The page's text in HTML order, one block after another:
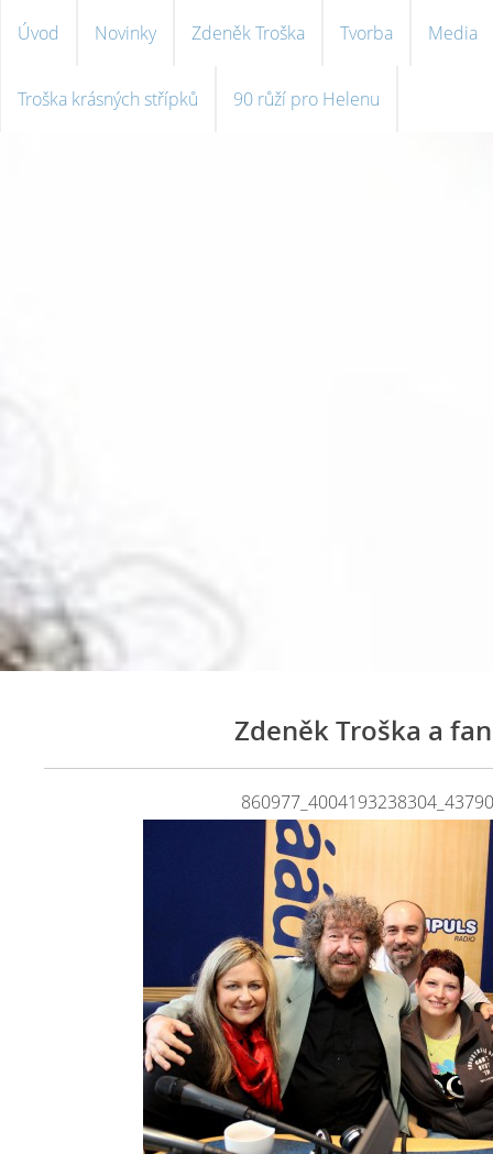
Úvod Novinky Zdeněk Troška Tvorba Media
Troška krásných střípků 90 růží pro Helenu
Zdeněk Troška a